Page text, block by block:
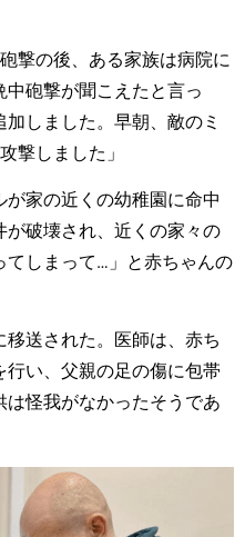
撃の後、ある家族は病院に
砲撃が聞こえたと言っ
しました。早朝、敵のミ
撃しました」
が家の近くの幼稚園に命中
が破壊され、近くの家々の
てしまって…」と赤ちゃんの
送された。医師は、赤ち
い、父親の足の傷に包帯
怪我がなかったそうであ